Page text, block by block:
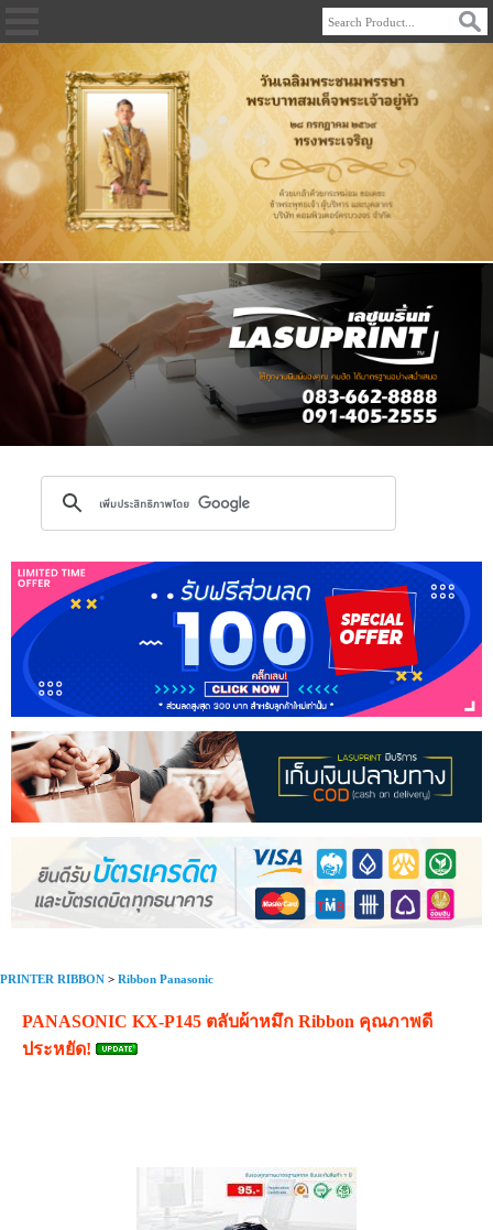
PRINTER RIBBON > Ribbon Panasonic
PANASONIC KX-P145 ตลับผ้าหมึก Ribbon คุณภาพดี
ประหยัด!